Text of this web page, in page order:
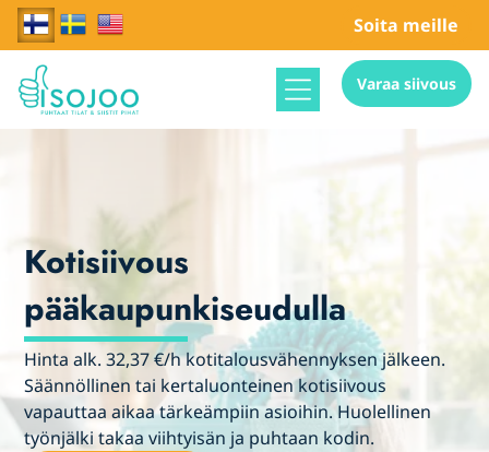
Soita meille
Varaa siivous
Kotisiivous
pääkaupunkiseudulla
Hinta alk. 32,37 €/h kotitalousvähennyksen jälkeen.
Säännöllinen tai kertaluonteinen kotisiivous
vapauttaa aikaa tärkeämpiin asioihin. Huolellinen
työnjälki takaa viihtyisän ja puhtaan kodin.